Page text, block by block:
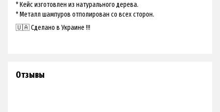
* Кейс изготовлен из натурального дерева.
* Металл шампуров отполирован со всех сторон.
🇺🇦 Сделано в Украине !!!
Отзывы